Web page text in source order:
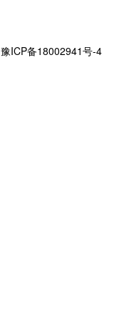
豫ICP备18002941号-4